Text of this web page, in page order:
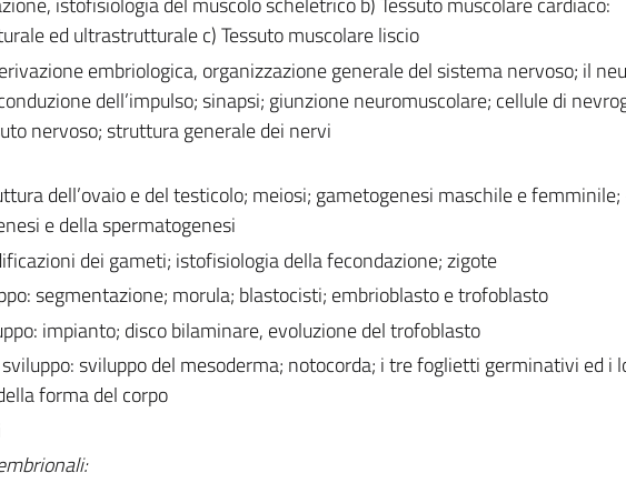
ed ultrastrutturale c) Tessuto muscolare liscio
embriologica, organizzazione generale del sistema nervoso; il
dell’impulso; sinapsi; giunzione neuromuscolare; cellule di
nervoso; struttura generale dei nervi
dell’ovaio e del testicolo; meiosi; gametogenesi maschile e
e della spermatogenesi
dei gameti; istofisiologia della fecondazione; zigote
segmentazione; morula; blastocisti; embrioblasto e trofoblasto
impianto; disco bilaminare, evoluzione del trofoblasto
sviluppo del mesoderma; notocorda; i tre foglietti germinativi ed i
forma del corpo